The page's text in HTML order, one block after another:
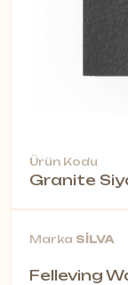
Ürün Kodu
Granite
Marka SİLVA
Felleving